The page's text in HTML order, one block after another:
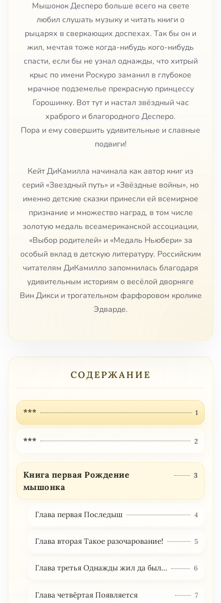
Мышонок Десперо больше всего на свете
любил слушать музыку и читать книги о
рыцарях в сверкающих доспехах. Так бы он и
жил, мечтая тоже когда-нибудь кого-нибудь
спасти, если бы не узнал однажды, что хитрый
крыс по имени Роскуро заманил в глубокое
мрачное подземелье прекрасную принцессу
Горошинку. Вот тут и настал звёздный час
храброго и благородного Десперо.
Пора и ему совершить удивительные и славные
подвиги!
Кейт ДиКамилла начинала как автор книг из
серий «Звездный путь» и «Звёздные войны», но
именно детские сказки принесли ей всемирное
признание и множество наград, в том числе
золотую медаль всеамериканской ассоциации,
«Выбор родителей» и «Медаль Ньюбери» за
особый вклад в детскую литературу. Российским
читателям ДиКамилло запомнилась благодаря
удивительным историям о весёлой дворняге
Вин Дикси и трогательном фарфоровом кролике
Эдварде.
СОДЕРЖАНИЕ
*** 1
*** 2
Книга первая Рождение
мышонка
3
Глава первая Последыш 4
Глава вторая Такое разочарование! 5
Глава третья Однажды жил да был… 6
Глава четвёртая Появляется
7